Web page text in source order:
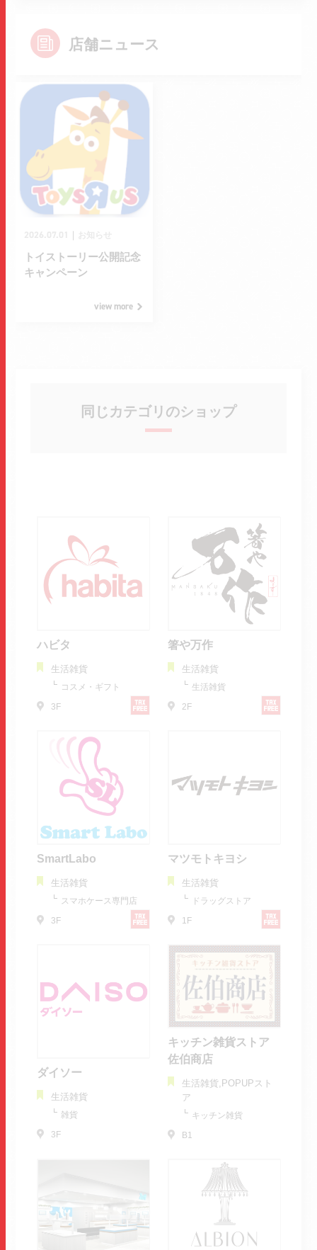
店舗ニュース
トイストーリー公開記念
キャンペーン
view more
同じカテゴリのショップ
ハビタ
生活雑貨
コスメ・ギフト
3F
箸や万作
生活雑貨
生活雑貨
2F
SmartLabo
生活雑貨
スマホケース専門店
3F
マツモトキヨシ
生活雑貨
ドラッグストア
1F
ダイソー
生活雑貨
雑貨
3F
キッチン雑貨ストア
佐伯商店
生活雑貨,POPUPスト
ア
キッチン雑貨
B1